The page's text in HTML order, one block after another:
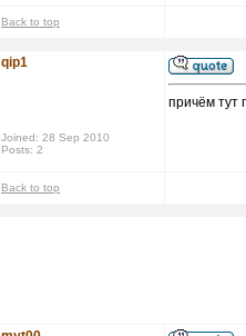
Back to top
qip1
Joined: 28 Sep 2010
Posts: 2
причём тут
Back to top